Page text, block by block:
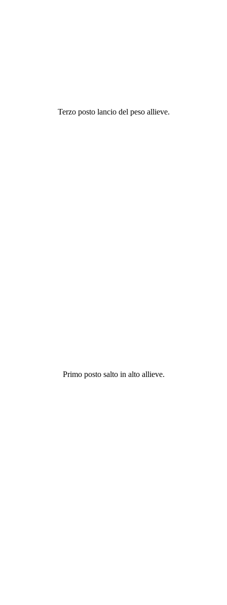
Terzo posto lancio del peso allieve.
Primo posto salto in alto allieve.